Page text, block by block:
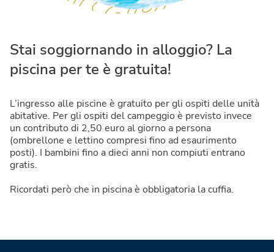
Stai soggiornando in alloggio? La
piscina per te è gratuita!
L’ingresso alle piscine è gratuito per gli ospiti delle unità
abitative. Per gli ospiti del campeggio è previsto invece
un contributo di 2,50 euro al giorno a persona
(ombrellone e lettino compresi fino ad esaurimento
posti). I bambini fino a dieci anni non compiuti entrano
gratis.
Ricordati però che in piscina è obbligatoria la cuffia.